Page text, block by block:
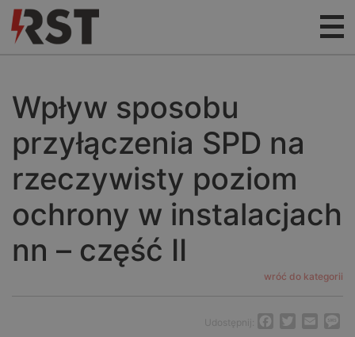
Wpływ sposobu
przyłączenia SPD na
rzeczywisty poziom
ochrony w instalacjach
nn – część II
wróć do kategorii
Udostępnij: Facebook
Twitter
Email